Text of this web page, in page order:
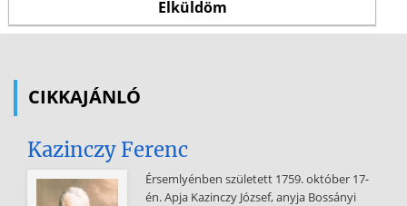
CIKKAJÁNLÓ
Kazinczy Ferenc
Érsemlyénben született 1759. október 17-
én. Apja Kazinczy József, anyja Bossányi